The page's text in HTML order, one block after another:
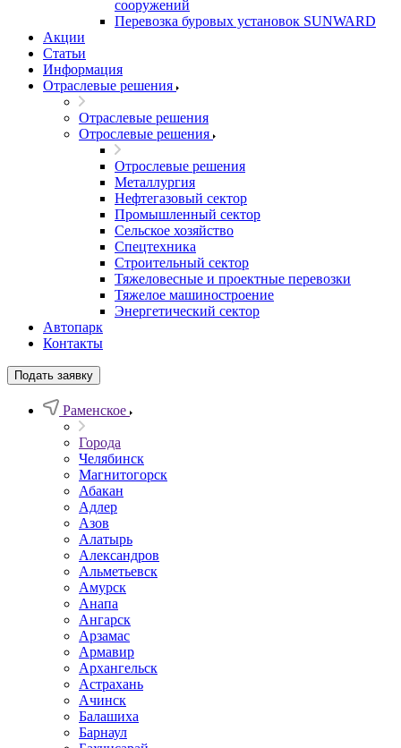
сооружений
Перевозка буровых установок SUNWARD
Акции
Статьи
Информация
Отраслевые решения
Отраслевые решения
Отрослевые решения
Отрослевые решения
Металлургия
Нефтегазовый сектор
Промышленный сектор
Сельское хозяйство
Спецтехника
Строительный сектор
Тяжеловесные и проектные перевозки
Тяжелое машиностроение
Энергетический сектор
Автопарк
Контакты
Подать заявку
Раменское
Города
Челябинск
Магнитогорск
Абакан
Адлер
Азов
Алатырь
Александров
Альметьевск
Амурск
Анапа
Ангарск
Арзамас
Армавир
Архангельск
Астрахань
Ачинск
Балашиха
Барнаул